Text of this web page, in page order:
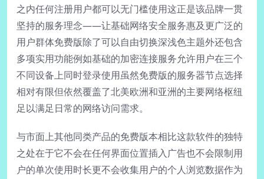
之内任何注册用户都可以无门槛使用这正是该品牌一贯
坚持的服务理念——让基础网络安全服务惠及更广泛的
用户群体免费版除了可以自由切换深浅色主题外还包含
多项实用功能例如基础的加密连接服务允许用户在三个
不同设备上同时登录使用虽然免费版的服务器节点选择
相对有限但依然覆盖了北美欧洲和亚洲的主要网络枢纽
足以满足日常的网络访问需求。
与市面上其他同类产品的免费版本相比这款软件的独特
之处在于它不会在任何界面位置插入广告也不会限制用
户的单次使用时长更不会收集用户的个人浏览数据作为